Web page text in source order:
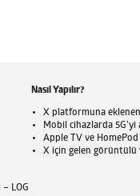
Nasıl Yapılır?
X platformuna eklenen
Mobil cihazlarda
Apple TV ve
X için gelen görüntülü
LOG